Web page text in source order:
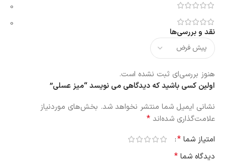
0
0
نقد و بررسی‌ها
هنوز بررسی‌ای ثبت نشده است.
اولین کسی باشید که دیدگاهی می نویسد “میز عسلی”
نشانی ایمیل شما منتشر نخواهد شد. بخش‌های موردنیاز
علامت‌گذاری شده‌اند *
امتیاز شما *
دیدگاه شما *